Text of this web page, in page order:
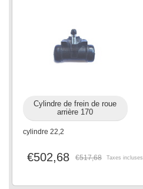
Cylindre de frein de roue
arrière 170
cylindre 22,2
€502,68 €517,68 Taxes incluses